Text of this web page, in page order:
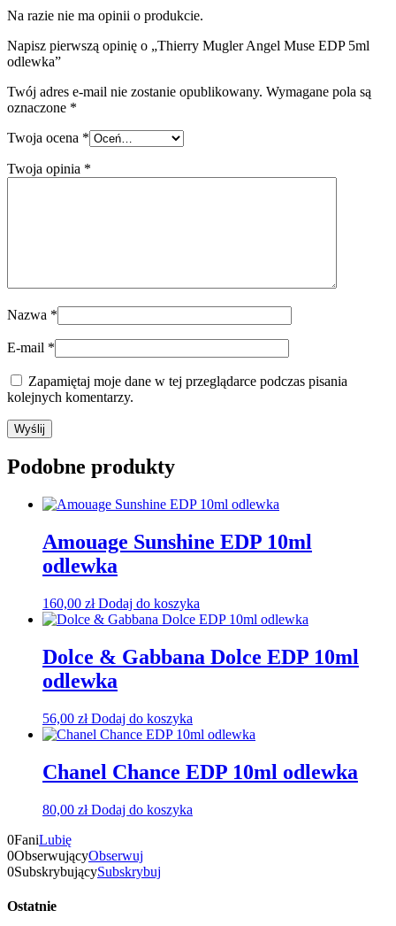
Na razie nie ma opinii o produkcie.
Napisz pierwszą opinię o „Thierry Mugler Angel Muse EDP 5ml
odlewka”
Twój adres e-mail nie zostanie opublikowany. Wymagane pola są
oznaczone *
Twoja ocena *
Twoja opinia *
Nazwa *
E-mail *
Zapamiętaj moje dane w tej przeglądarce podczas pisania
kolejnych komentarzy.
Podobne produkty
Amouage Sunshine EDP 10ml
odlewka
160,00 zł Dodaj do koszyka
Dolce & Gabbana Dolce EDP 10ml
odlewka
56,00 zł Dodaj do koszyka
Chanel Chance EDP 10ml odlewka
80,00 zł Dodaj do koszyka
0FaniLubię
0ObserwującyObserwuj
0SubskrybującySubskrybuj
Ostatnie